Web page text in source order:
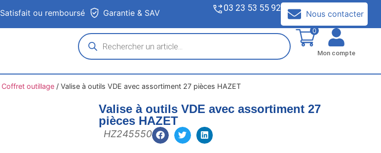
Satisfait ou remboursé Garantie & SAV 03 23 53 55 92
Nous contacter
0
Mon compte
Coffret outillage/ Valise à outils VDE avec assortiment 27 pièces HAZET
Valise à outils VDE avec assortiment 27
pièces HAZET
HZ245550